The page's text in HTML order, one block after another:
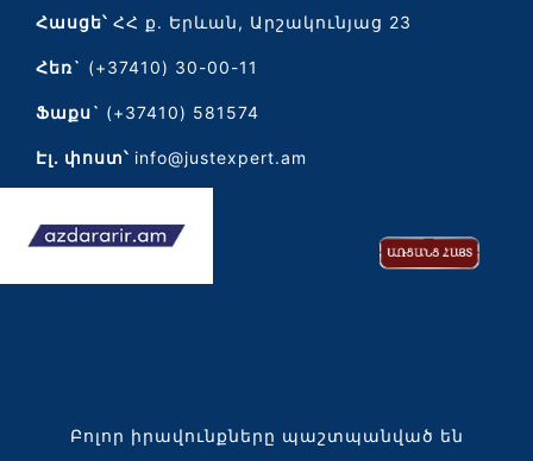
Հասցե՝ՀՀ ք. Երևան, Արշակունյաց 23
Հեռ` (+37410) 30-00-11
Ֆաքս` (+37410) 581574
Էլ․ փոստ՝ info@justexpert.am
Բոլոր իրավունքները պաշտպանված են